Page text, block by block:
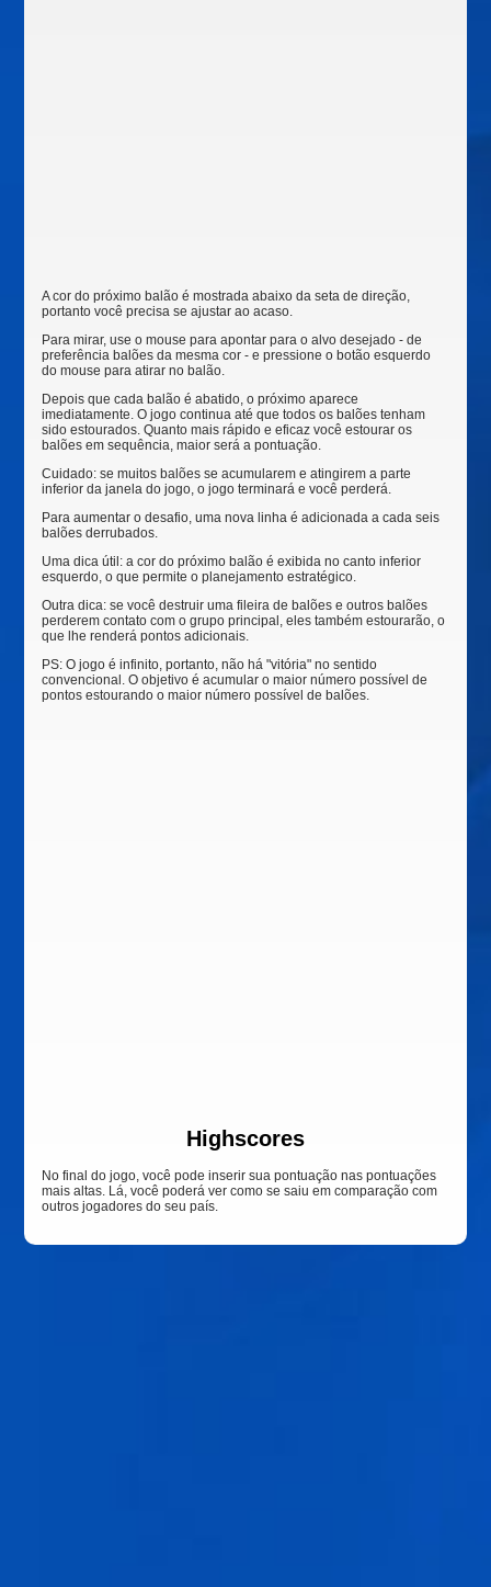
A cor do próximo balão é mostrada abaixo da seta de direção,
portanto você precisa se ajustar ao acaso.
Para mirar, use o mouse para apontar para o alvo desejado - de
preferência balões da mesma cor - e pressione o botão esquerdo
do mouse para atirar no balão.
Depois que cada balão é abatido, o próximo aparece
imediatamente. O jogo continua até que todos os balões tenham
sido estourados. Quanto mais rápido e eficaz você estourar os
balões em sequência, maior será a pontuação.
Cuidado: se muitos balões se acumularem e atingirem a parte
inferior da janela do jogo, o jogo terminará e você perderá.
Para aumentar o desafio, uma nova linha é adicionada a cada seis
balões derrubados.
Uma dica útil: a cor do próximo balão é exibida no canto inferior
esquerdo, o que permite o planejamento estratégico.
Outra dica: se você destruir uma fileira de balões e outros balões
perderem contato com o grupo principal, eles também estourarão, o
que lhe renderá pontos adicionais.
PS: O jogo é infinito, portanto, não há "vitória" no sentido
convencional. O objetivo é acumular o maior número possível de
pontos estourando o maior número possível de balões.
Highscores
No final do jogo, você pode inserir sua pontuação nas pontuações
mais altas. Lá, você poderá ver como se saiu em comparação com
outros jogadores do seu país.